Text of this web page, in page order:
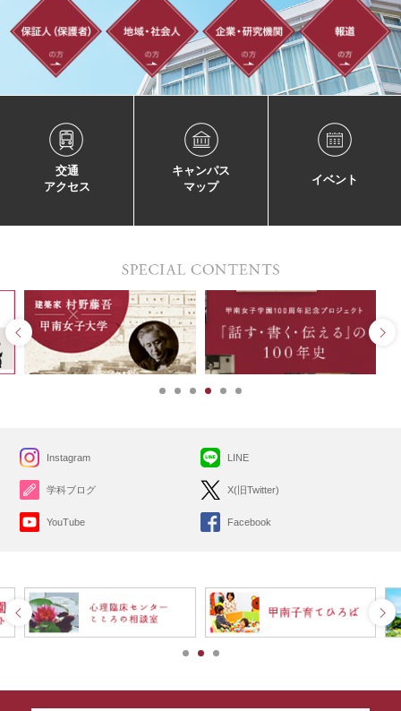
交通
アクセス
キャンパス
マップ
イベント
Instagram
学科ブログ
YouTube
LINE
X(旧Twitter)
Facebook